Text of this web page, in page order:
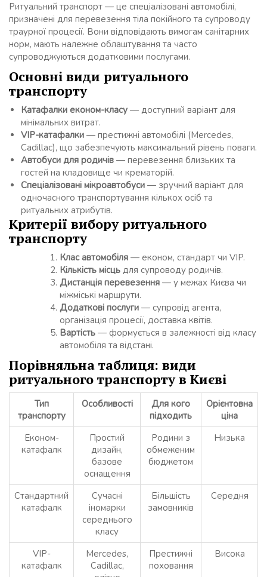
Ритуальний транспорт — це спеціалізовані автомобілі,
призначені для перевезення тіла покійного та супроводу
траурної процесії. Вони відповідають вимогам санітарних
норм, мають належне облаштування та часто
супроводжуються додатковими послугами.
Основні види ритуального
транспорту
Катафалки економ-класу — доступний варіант для
мінімальних витрат.
VIP-катафалки — престижні автомобілі (Mercedes,
Cadillac), що забезпечують максимальний рівень поваги.
Автобуси для родичів — перевезення близьких та
гостей на кладовище чи крематорій.
Спеціалізовані мікроавтобуси — зручний варіант для
одночасного транспортування кількох осіб та
ритуальних атрибутів.
Критерії вибору ритуального
транспорту
Клас автомобіля — економ, стандарт чи VIP.
Кількість місць для супроводу родичів.
Дистанція перевезення — у межах Києва чи
міжміські маршрути.
Додаткові послуги — супровід агента,
організація процесії, доставка квітів.
Вартість — формується в залежності від класу
автомобіля та відстані.
Порівняльна таблиця: види
ритуального транспорту в Києві
Тип
транспорту
Особливості
Для кого
підходить
Орієнтовна
ціна
Економ-
катафалк
Простий
дизайн,
базове
оснащення
Родини з
обмеженим
бюджетом
Низька
Стандартний
катафалк
Сучасні
іномарки
середнього
класу
Більшість
замовників
Середня
VIP-
катафалк
Mercedes,
Cadillac,
Престижні
поховання
Висока